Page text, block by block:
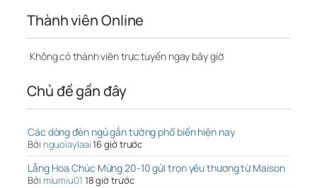
Thành viên Online
Không có thành viên trực tuyến ngay bây giờ
Chủ đề gần đây
Các dòng đèn ngủ gắn tường phổ biến hiện nay
Bởi nguoiaylaai16 giờ trước
Lẵng Hoa Chúc Mừng 20-10 gửi trọn yêu thương từ Maison
Bởi miumiu01 18 giờ trước